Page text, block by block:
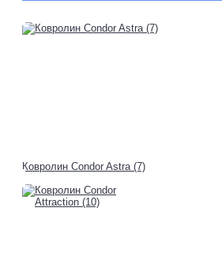
Ковролин Condor Astra (7)